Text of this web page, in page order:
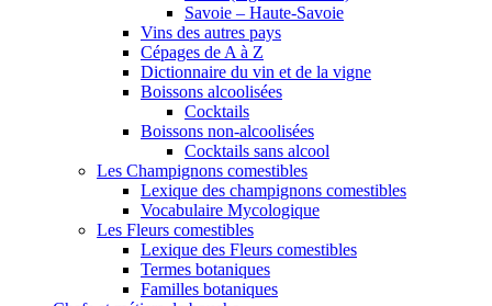
Savoie – Haute-Savoie
Vins des autres pays
Cépages de A à Z
Dictionnaire du vin et de la vigne
Boissons alcoolisées
Cocktails
Boissons non-alcoolisées
Cocktails sans alcool
Les Champignons comestibles
Lexique des champignons comestibles
Vocabulaire Mycologique
Les Fleurs comestibles
Lexique des Fleurs comestibles
Termes botaniques
Familles botaniques